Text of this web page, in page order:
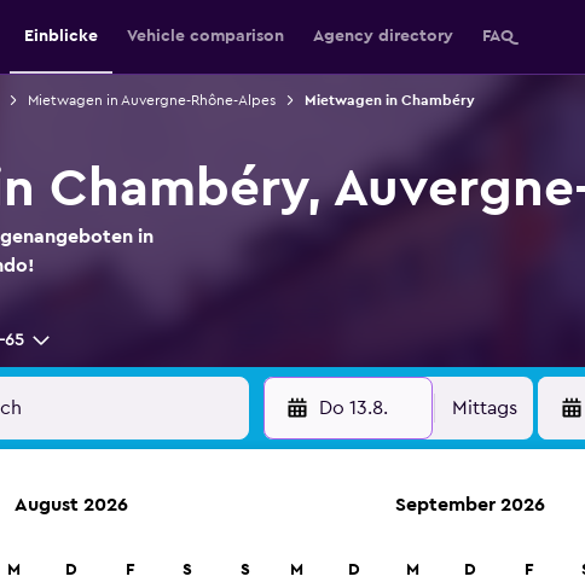
Einblicke Vehicle comparison Agency directory FAQ
Mietwagen in Auvergne-Rhône-Alpes Mietwagen in Chambéry
Chambéry,
in
65
Do 13.8. Mittags
an über 70.000 Standorten mit momondo.
August 2026
M D F S S
September 2026
M D M D F